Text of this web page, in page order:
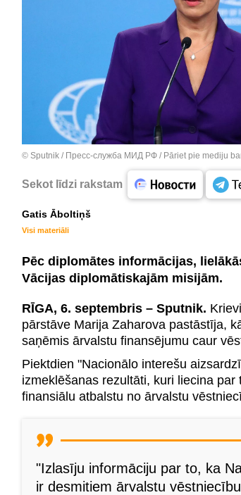
© Sputnik / Пресс-служба МИД РФ / Pāriet pie mediju
Sekot līdzi rakstam
Gatis Āboltiņš
Visi materiāli
Pēc diplomātes informācijas,
Vācijas diplomātiskajām misijām.
RĪGA, 6. septembris – Sputnik.
pārstāve Marija Zaharova pastāstīja,
saņēmis ārvalstu finansējumu caur
Piektdien "Nacionālo interešu
izmeklēšanas rezultāti, kuri liecina
finansiālu atbalstu no ārvalstu
"Izlasīju informāciju par to, ka
ir desmitiem ārvalstu